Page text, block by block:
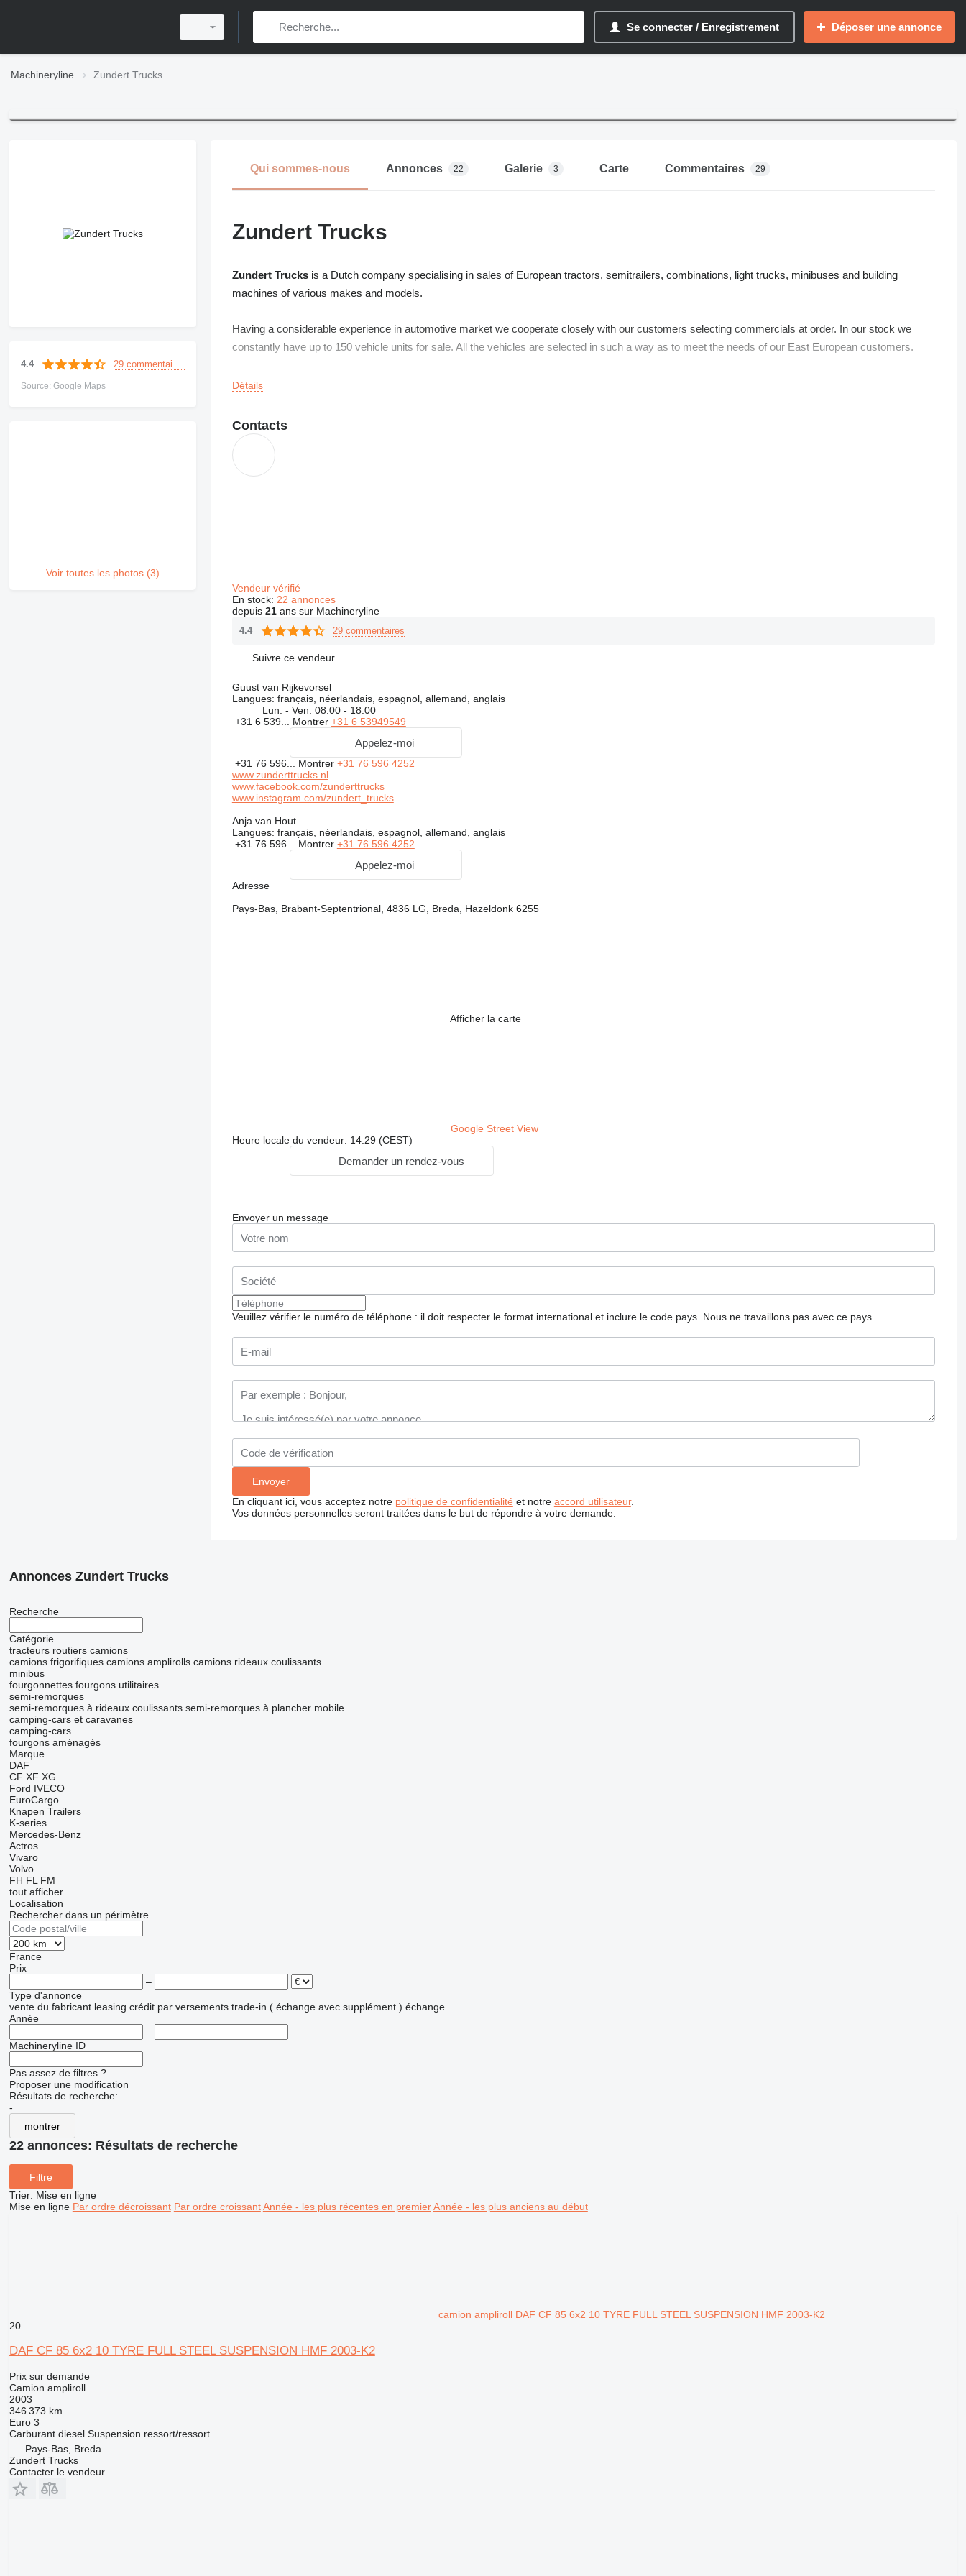
Se connecter / Enregistrement Déposer une annonce
Machineryline Zundert Trucks
4.4
Source: Google Maps
Voir toutes les photos (3)
Qui sommes-nous Annonces 22 Galerie 3 Carte Commentaires 29
Zundert Trucks
Zundert Trucksis a Dutch company specialising in sales of European tractors, semitrailers, combinations, light trucks, minibuses and building
machines of various makes and models.
Having a considerable experience in automotive market we cooperate closely with our customers selecting commercials at order. In our stock we
constantly have up to 150 vehicle units for sale. All the vehicles are selected in such a way as to meet the needs of our East European customers.
All the vehicles pass thorough presale inspectation in our garage. We clear all export documents and drive the vehicle to the seaport for ferry haulage.
We have a strong hope to welcome you as one of our customers!
Détails
Contacts
Vendeur vérifié
En stock: 22 annonces
depuis 21ans sur Machineryline
4.4 29 commentaires
Suivre ce vendeur
Guust van Rijkevorsel
Langues: français, néerlandais, espagnol, allemand, anglais
Lun. - Ven. 08:00 - 18:00
+31 6 539... Montrer +31 6 53949549
Appelez-moi
+31 76 596... Montrer +31 76 596 4252
www.zunderttrucks.nl
www.facebook.com/zunderttrucks
www.instagram.com/zundert_trucks
Anja van Hout
Langues: français, néerlandais, espagnol, allemand, anglais
+31 76 596... Montrer +31 76 596 4252
Appelez-moi
Adresse
Pays-Bas, Brabant-Septentrional, 4836 LG, Breda, Hazeldonk 6255
Afficher la carte
Google Street View
Heure locale du vendeur: 14:29 (CEST)
Demander un rendez-vous
Envoyer un message
Veuillez vérifier le numéro de téléphone : il doit respecter le format international et inclure le code pays. Nous ne travaillons pas avec ce pays
En cliquant ici, vous acceptez notre politique de confidentialité et notre accord utilisateur.
Vos données personnelles seront traitées dans le but de répondre à votre demande.
Annonces Zundert Trucks
Recherche
Catégorie
tracteurs routiers camions
camions frigorifiques camions amplirolls camions rideaux coulissants
minibus
fourgonnettes fourgons utilitaires
semi-remorques
semi-remorques à rideaux coulissants semi-remorques à plancher mobile
camping-cars et caravanes
camping-cars
fourgons aménagés
Marque
DAF
CF XF XG
Ford IVECO
EuroCargo
Knapen Trailers
K-series
Mercedes-Benz
Actros
Vivaro
Volvo
FH FL FM
tout afficher
Localisation
Rechercher dans un périmètre
France
Prix
–
Type d'annonce
vente du fabricant leasing crédit par versements trade-in ( échange avec supplément ) échange
Année
–
Machineryline ID
Pas assez de filtres ?
Proposer une modification
Résultats de recherche:
-
montrer
22 annonces: Résultats de recherche
Filtre
Trier: Mise en ligne
Mise en ligne Par ordre décroissant Par ordre croissant Année - les plus récentes en premier Année - les plus anciens au début
camion ampliroll DAF CF 85 6x2 10 TYRE FULL STEEL SUSPENSION HMF 2003-K2
20
DAF CF 85 6x2 10 TYRE FULL STEEL SUSPENSION HMF 2003-K2
Prix sur demande
Camion ampliroll
2003
346 373 km
Euro 3
Carburant diesel Suspension ressort/ressort
Pays-Bas, Breda
Zundert Trucks
Contacter le vendeur